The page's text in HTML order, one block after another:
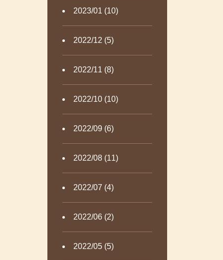
2023/01 (10)
2022/12 (5)
2022/11 (8)
2022/10 (10)
2022/09 (6)
2022/08 (11)
2022/07 (4)
2022/06 (2)
2022/05 (5)